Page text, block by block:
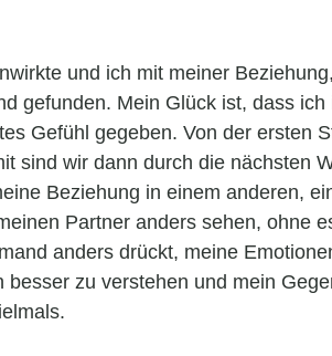
und ich mit meiner
gefunden. Mein Glück ist, dass
Gefühl gegeben. Von der ersten
sind wir dann durch die nächsten
Beziehung in einem anderen,
Partner anders sehen, ohne
anders drückt, meine
zu verstehen und mein